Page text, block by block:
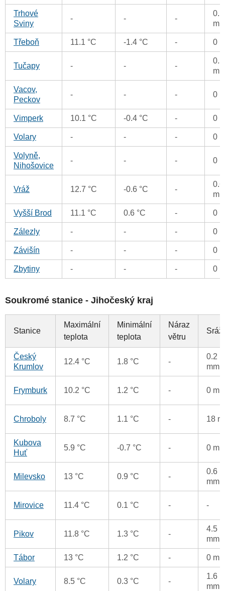
Trhové
Sviny
- - -
0.1
Třeboň 11.1 °C -1.4 °C - 0
Tučapy - - -
0.5
Vacov,
Peckov
- - - 0
Vimperk 10.1 °C -0.4 °C - 0
Volary - - - 0
Volyně,
Nihošovice
- - - 0
Vráž 12.7 °C -0.6 °C -
0.6
Vyšší Brod 11.1 °C 0.6 °C - 0
Zálezly - - - 0
Závišín - - - 0
Zbytiny - - - 0
Soukromé stanice - Jihočeský kraj
Stanice
Maximální
teplota
Minimální
teplota
Náraz
větru
Český
Krumlov
12.4 °C 1.8 °C -
0.2
mm
Frymburk 10.2 °C 1.2 °C - 0
Chroboly 8.7 °C 1.1 °C - 18
Kubova
Huť
5.9 °C -0.7 °C - 0
Milevsko 13 °C 0.9 °C -
0.6
mm
Mirovice 11.4 °C 0.1 °C - -
Pikov 11.8 °C 1.3 °C -
4.5
mm
Tábor 13 °C 1.2 °C - 0
Volary 8.5 °C 0.3 °C -
1.6
mm